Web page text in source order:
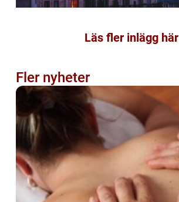
Läs fler inlägg här
Fler nyheter